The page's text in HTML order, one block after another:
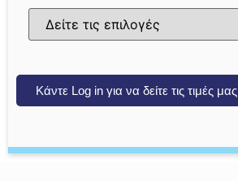
Κάντε Log in για να δείτε τις τιμές μας